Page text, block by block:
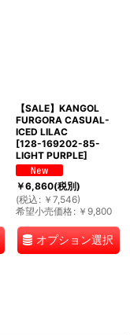
【SALE】KANGOL
FURGORA CASUAL-
ICED LILAC
[128-169202-85-
LIGHT PURPLE]
￥6,860(税別)
(税込 : ￥ 7,546)
希望小売価格: ￥ 9,800
オプション選択